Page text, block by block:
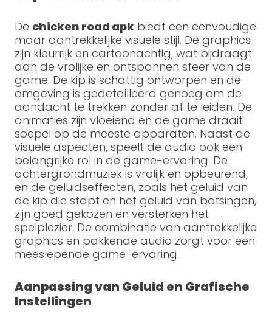
De chicken road apkbiedt een eenvoudige
maar aantrekkelijke visuele stijl. De graphics
zijn kleurrijk en cartoonachtig, wat bijdraagt
aan de vrolijke en ontspannen sfeer van de
game. De kip is schattig ontworpen en de
omgeving is gedetailleerd genoeg om de
aandacht te trekken zonder af te leiden. De
animaties zijn vloeiend en de game draait
soepel op de meeste apparaten. Naast de
visuele aspecten, speelt de audio ook een
belangrijke rol in de game-ervaring. De
achtergrondmuziek is vrolijk en opbeurend,
en de geluidseffecten, zoals het geluid van
de kip die stapt en het geluid van botsingen,
zijn goed gekozen en versterken het
spelplezier. De combinatie van aantrekkelijke
graphics en pakkende audio zorgt voor een
meeslepende game-ervaring.
Aanpassing van Geluid en Grafische
Instellingen